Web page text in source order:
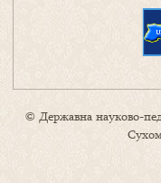
© Державна науково-